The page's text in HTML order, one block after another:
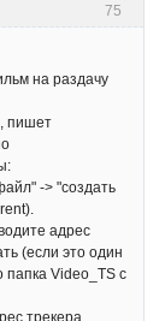
75
на раздачу
пишет
-> "создать
адрес
(если это один
папка Video_TS с
трекера